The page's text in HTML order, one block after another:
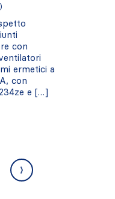
con
ermetici a
con
e […]